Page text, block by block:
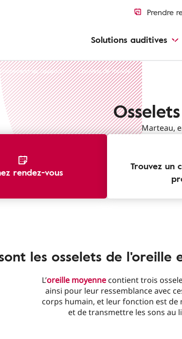
Prendre
Solutions auditives
de l'audition Osselets de l'oreille
Marteau,
rendez-vous
Trouvez un
les osselets de
L’oreille moyenne contient trois
ainsi pour leur ressemblance avec
corps humain, et leur fonction est de
et de transmettre les sons au